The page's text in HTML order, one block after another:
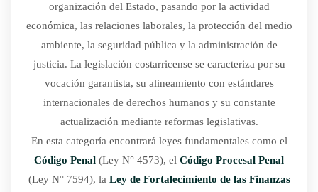
organización del Estado, pasando por la actividad
económica, las relaciones laborales, la protección del medio
ambiente, la seguridad pública y la administración de
justicia. La legislación costarricense se caracteriza por su
vocación garantista, su alineamiento con estándares
internacionales de derechos humanos y su constante
actualización mediante reformas legislativas.
En esta categoría encontrará leyes fundamentales como el
Código Penal (Ley N° 4573), el Código Procesal Penal
(Ley N° 7594), la Ley de Fortalecimiento de las Finanzas